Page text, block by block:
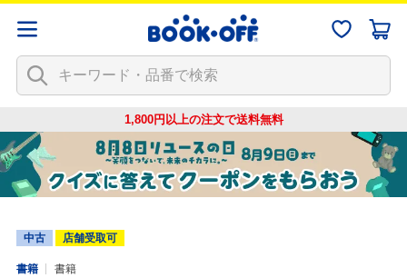
1,800円以上の注文で送料無料
中古 店舗受取可
書籍 書籍